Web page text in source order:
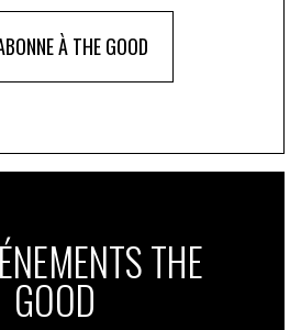
À THE GOOD
THE
GOOD